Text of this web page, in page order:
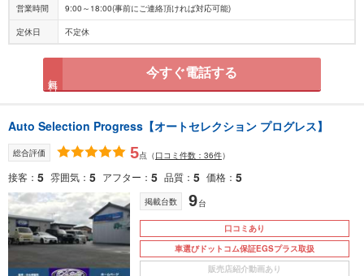
営業時間 9:00～18:00(事前にご連絡頂ければ対応可能)
定休日 不定休
今すぐ電話する
Auto Selection Progress【オートセレクション プログレス】
総合評価 5点 （口コミ件数：36件）
接客 5 雰囲気 5 アフター 5 品質 5 価格 5
掲載台数 9台
口コミあり
車選びドットコム保証EGSプラス取扱
販売店紹介動画あり